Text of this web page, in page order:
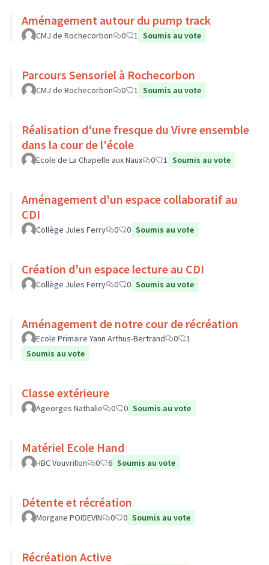
Aménagement autour du pump track
CMJ de Rochecorbon 0 1 Soumis au vote
Parcours Sensoriel à Rochecorbon
CMJ de Rochecorbon 0 1 Soumis au vote
Réalisation d'une fresque du Vivre ensemble
dans la cour de l'école
Ecole de La Chapelle aux Naux 0 1 Soumis au vote
Aménagement d'un espace collaboratif au
CDI
Collège Jules Ferry 0 0 Soumis au vote
Création d'un espace lecture au CDI
Collège Jules Ferry 0 0 Soumis au vote
Aménagement de notre cour de récréation
Ecole Primaire Yann Arthus-Bertrand 0
1
Soumis au vote
Classe extérieure
Ageorges Nathalie 0 0 Soumis au vote
Matériel Ecole Hand
HBC Vouvrillon 0 6 Soumis au vote
Détente et récréation
Morgane POIDEVIN 0 0 Soumis au vote
Récréation Active